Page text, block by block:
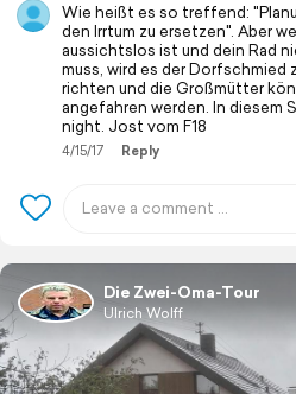
Wie heißt es so treffend:
den Irrtum zu ersetzen". Aber
aussichtslos ist und dein Rad
muss, wird es der Dorfschmied
richten und die Großmütter
angefahren werden. In diesem
night. Jost vom F18
4/15/17 Reply
Die Zwei-Oma-Tour
Ulrich Wolff